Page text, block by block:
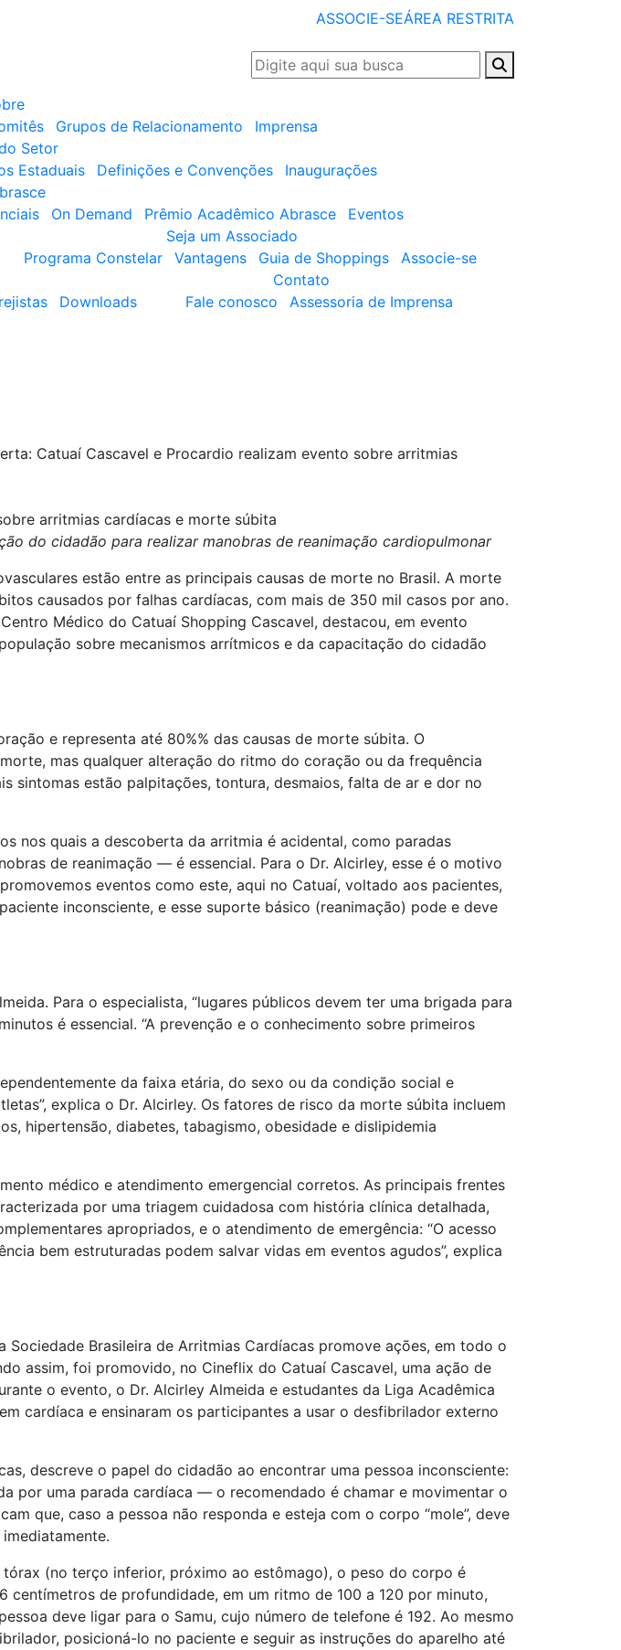
ASSOCIE-SEÁREA RESTRITA
Grupos de Relacionamento
Imprensa
Setor
Estaduais Definições e Convenções
Inaugurações
On Demand Prêmio Acadêmico Abrasce
Eventos
Seja um Associado
Programa Constelar
Vantagens Guia de Shoppings
Associe-se
Downloads
Contato
Fale conosco
Assessoria de Imprensa
Catuaí Cascavel e Procardio realizam evento sobre arritmias
arritmias cardíacas e morte súbita
do cidadão para realizar manobras de reanimação cardiopulmonar
estão entre as principais causas de morte no Brasil. A morte
causados por falhas cardíacas, com mais de 350 mil casos por ano.
Médico do Catuaí Shopping Cascavel, destacou, em evento
sobre mecanismos arrítmicos e da capacitação do cidadão
e representa até 80%% das causas de morte súbita. O
mas qualquer alteração do ritmo do coração ou da frequência
sintomas estão palpitações, tontura, desmaios, falta de ar e dor no
nos quais a descoberta da arritmia é acidental, como paradas
de reanimação — é essencial. Para o Dr. Alcirley, esse é o motivo
eventos como este, aqui no Catuaí, voltado aos pacientes,
inconsciente, e esse suporte básico (reanimação) pode e deve
Para o especialista, “lugares públicos devem ter uma brigada para
é essencial. “A prevenção e o conhecimento sobre primeiros
da faixa etária, do sexo ou da condição social e
explica o Dr. Alcirley. Os fatores de risco da morte súbita incluem
hipertensão, diabetes, tabagismo, obesidade e dislipidemia
médico e atendimento emergencial corretos. As principais frentes
por uma triagem cuidadosa com história clínica detalhada,
apropriados, e o atendimento de emergência: “O acesso
bem estruturadas podem salvar vidas em eventos agudos”, explica
Brasileira de Arritmias Cardíacas promove ações, em todo o
assim, foi promovido, no Cineflix do Catuaí Cascavel, uma ação de
o evento, o Dr. Alcirley Almeida e estudantes da Liga Acadêmica
cardíaca e ensinaram os participantes a usar o desfibrilador externo
descreve o papel do cidadão ao encontrar uma pessoa inconsciente:
por uma parada cardíaca — o recomendado é chamar e movimentar o
que, caso a pessoa não responda e esteja com o corpo “mole”, deve
(no terço inferior, próximo ao estômago), o peso do corpo é
de profundidade, em um ritmo de 100 a 120 por minuto,
deve ligar para o Samu, cujo número de telefone é 192. Ao mesmo
posicioná-lo no paciente e seguir as instruções do aparelho até